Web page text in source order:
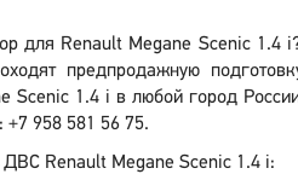
для Renault Megane Scenic 1.4
предпродажную
Scenic 1.4 i в любой город
+7 958 581 56 75.
ДВС Renault Megane Scenic 1.4 i: